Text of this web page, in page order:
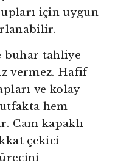
için uygun
buhar tahliye
vermez. Hafif
ve kolay
hem
Cam kapaklı
çekici